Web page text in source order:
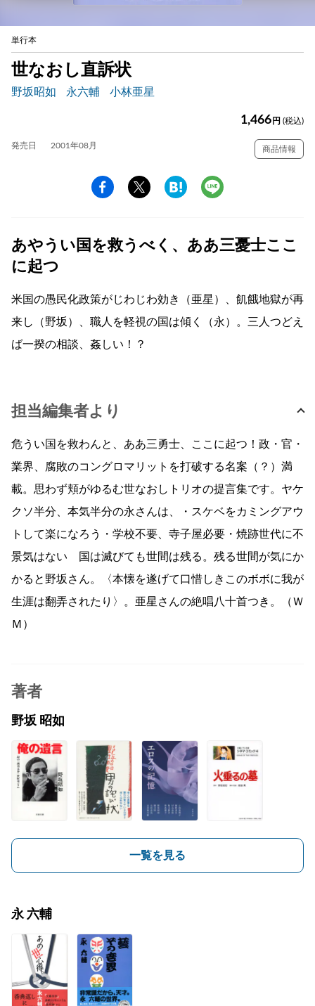
単行本
世なおし直訴状
野坂昭如 永六輔 小林亜星
1,466 円 (税込)
発売日 2001年08月 商品情報
あやうい国を救うべく、ああ三憂士ここ
に起つ
米国の愚民化政策がじわじわ効き（亜星）、飢餓地獄が再
来し（野坂）、職人を軽視の国は傾く（永）。三人つどえ
ば一揆の相談、姦しい！？
担当編集者より
危うい国を救わんと、ああ三勇士、ここに起つ！政・官・
業界、腐敗のコングロマリットを打破する名案（？）満
載。思わず頬がゆるむ世なおしトリオの提言集です。ヤケ
クソ半分、本気半分の永さんは、・スケベをカミングアウ
トして楽になろう・学校不要、寺子屋必要・焼跡世代に不
景気はない 国は滅びても世間は残る。残る世間が気にか
かると野坂さん。〈本懐を遂げて口惜しきこのボボに我が
生涯は翻弄されたり〉。亜星さんの絶唱八十首つき。（Ｗ
Ｍ）
著者
野坂 昭如
一覧を見る
永 六輔